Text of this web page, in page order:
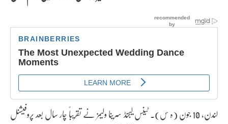
لندن، 10 جون (ہ س)۔ ٹینس لیجنڈ سرینا ولیمز نے تقریباً چار سال بعد پروفیشنل